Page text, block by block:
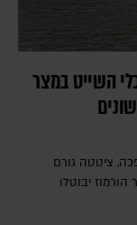
השייט במצר
ציטטה גורם
יבוטלו